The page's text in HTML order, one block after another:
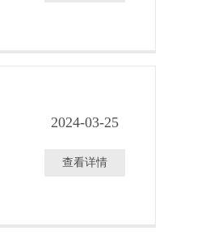
2024-03-25
查看详情